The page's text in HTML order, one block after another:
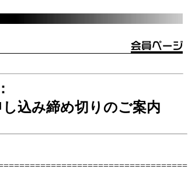
込み締め切りのご案内